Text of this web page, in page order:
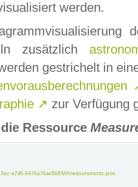
werden.
zusätzlich
gestrichelt in
↗ zur Verfügung
Ressource
a7d6-6476a76ae868/W/measurements.json